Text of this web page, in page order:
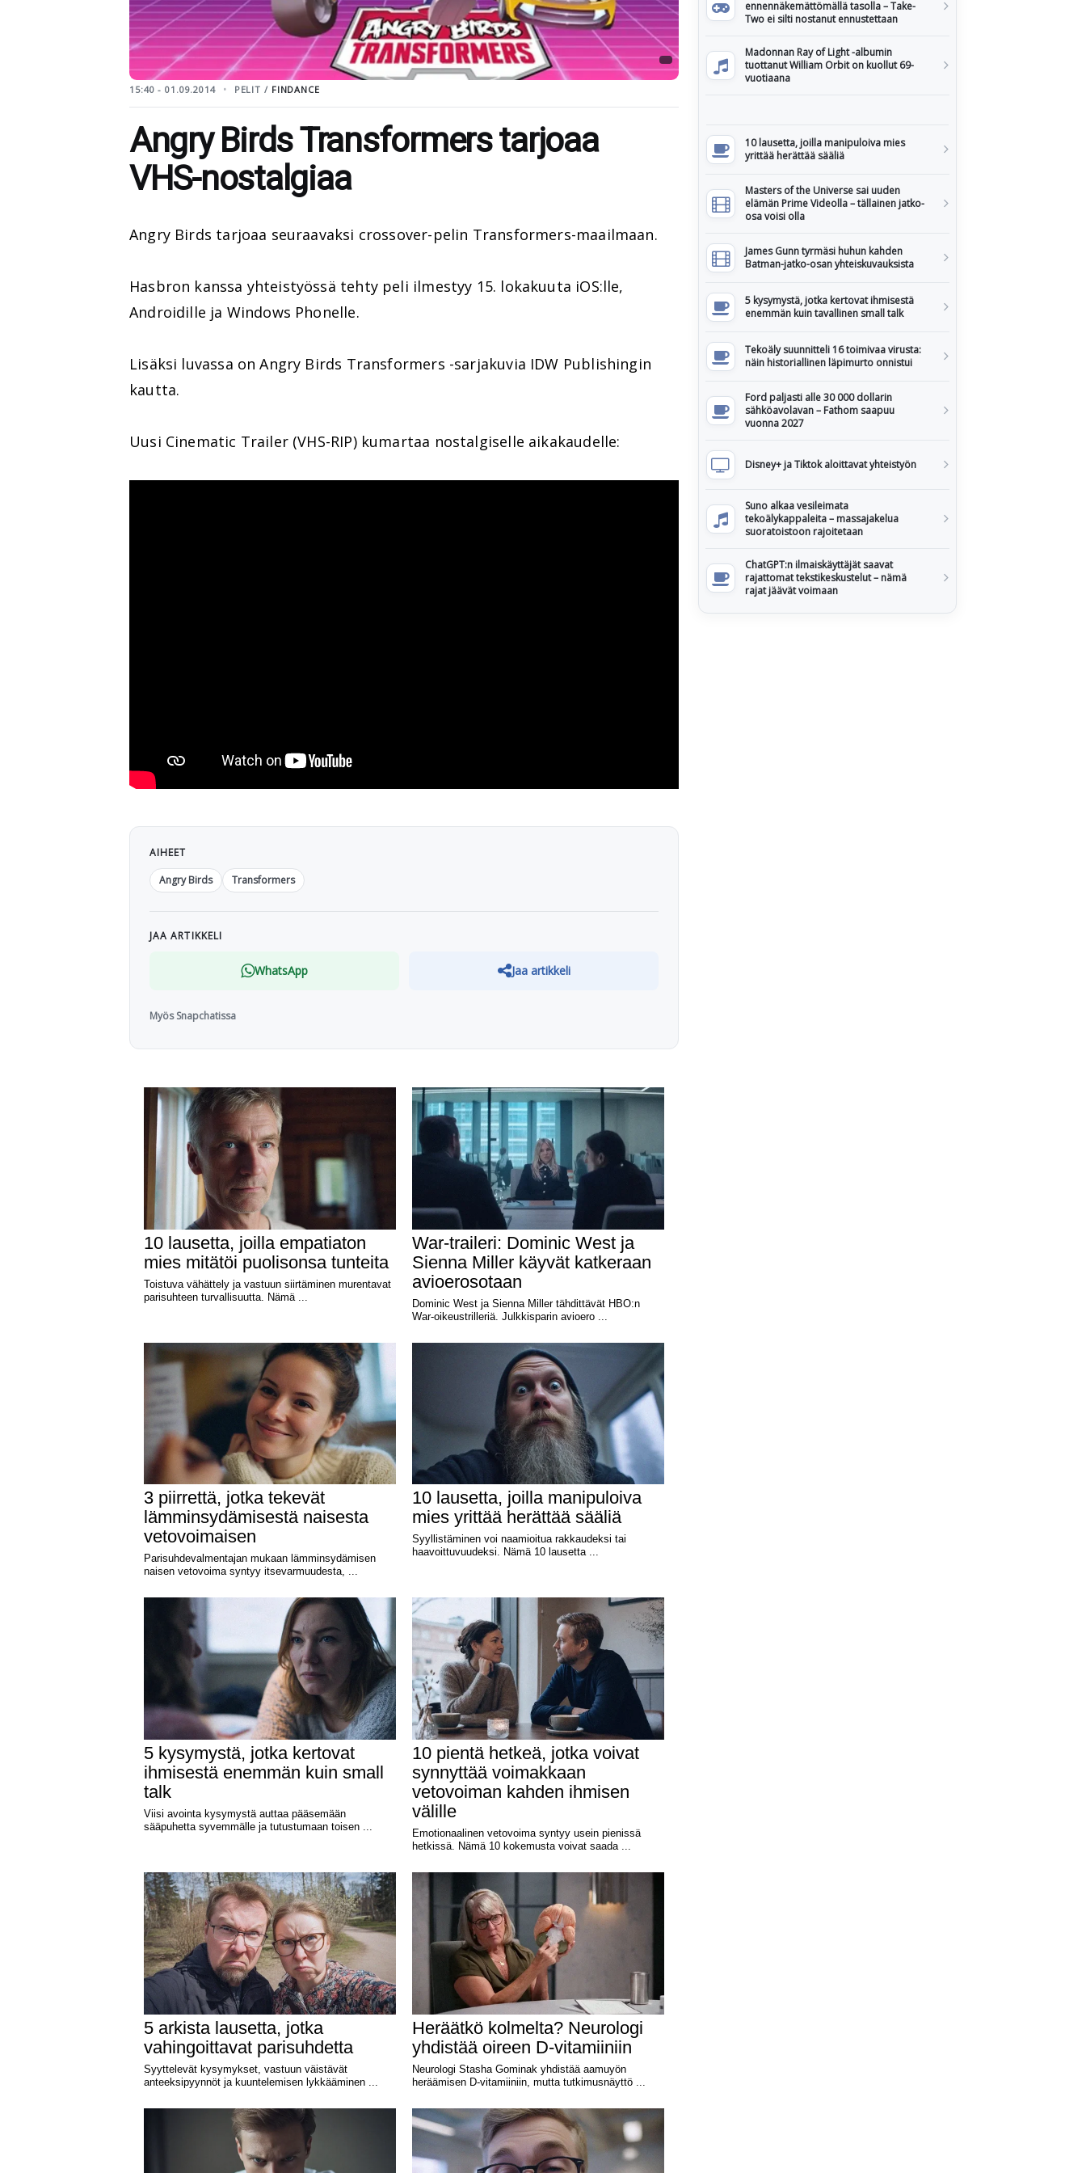
15:40 - 01.09.2014 PELIT / FINDANCE
Angry Birds Transformers tarjoaa
VHS-nostalgiaa
Angry Birds tarjoaa seuraavaksi crossover-pelin Transformers-maailmaan.
Hasbron kanssa yhteistyössä tehty peli ilmestyy 15. lokakuuta iOS:lle,
Androidille ja Windows Phonelle.
Lisäksi luvassa on Angry Birds Transformers -sarjakuvia IDW Publishingin
kautta.
Uusi Cinematic Trailer (VHS-RIP) kumartaa nostalgiselle aikakaudelle:
AIHEET
Angry Birds
Transformers
JAA ARTIKKELI
WhatsApp Jaa artikkeli
Myös Snapchatissa
ennennäkemättömällä tasolla – Take-
Two ei silti nostanut ennustettaan
Madonnan Ray of Light -albumin
tuottanut William Orbit on kuollut 69-
vuotiaana
10 lausetta, joilla manipuloiva mies
yrittää herättää sääliä
Masters of the Universe sai uuden
elämän Prime Videolla – tällainen jatko-
osa voisi olla
James Gunn tyrmäsi huhun kahden
Batman-jatko-osan yhteiskuvauksista
5 kysymystä, jotka kertovat ihmisestä
enemmän kuin tavallinen small talk
Tekoäly suunnitteli 16 toimivaa virusta:
näin historiallinen läpimurto onnistui
Ford paljasti alle 30 000 dollarin
sähköavolavan – Fathom saapuu
vuonna 2027
Disney+ ja Tiktok aloittavat yhteistyön
Suno alkaa vesileimata
tekoälykappaleita – massajakelua
suoratoistoon rajoitetaan
ChatGPT:n ilmaiskäyttäjät saavat
rajattomat tekstikeskustelut – nämä
rajat jäävät voimaan